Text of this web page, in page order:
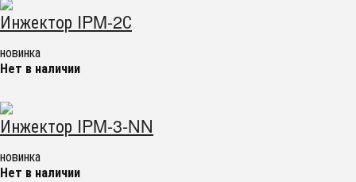
Инжектор IPM-2С
новинка
Нет в наличии
Инжектор IPM-3-NN
новинка
Нет в наличии